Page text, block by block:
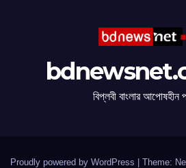
বিপ্লবী বাংলার আপোষহীন
Proudly powered by WordPress | Theme: